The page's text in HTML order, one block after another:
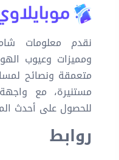
نقدم معلومات
ومميزات وعيوب
متعمقة ونصائح
مستنيرة، مع
للحصول على أحدث
روابط